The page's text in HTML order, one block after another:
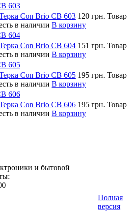
603
Con Brio CB 603 120 грн. Товар
в наличии В корзину
604
Con Brio CB 604 151 грн. Товар
в наличии В корзину
605
Con Brio CB 605 195 грн. Товар
в наличии В корзину
606
Con Brio CB 606 195 грн. Товар
в наличии В корзину
и бытовой
Полная
версия